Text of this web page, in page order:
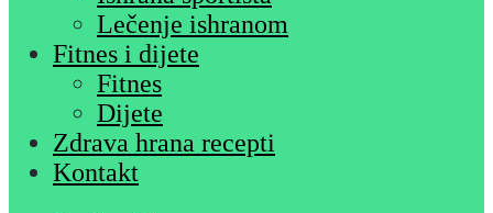
Lečenje ishranom
Fitnes i dijete
Fitnes
Dijete
Zdrava hrana recepti
Kontakt